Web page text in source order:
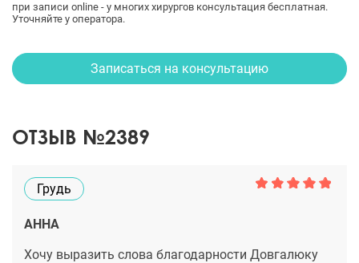
при записи online - у многих хирургов консультация бесплатная.
Уточняйте у оператора.
Записаться на консультацию
ОТЗЫВ №2389
Грудь
АННА
Хочу выразить слова благодарности Довгалюку